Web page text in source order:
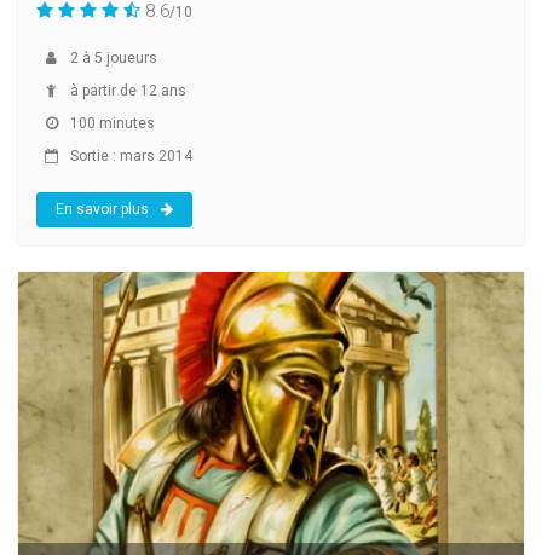
8.6/10
2 à 5 joueurs
à partir de 12 ans
100 minutes
Sortie : mars 2014
En savoir plus